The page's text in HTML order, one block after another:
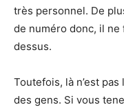
très personnel. De
de numéro donc, il
dessus.
Toutefois, là n’est
des gens. Si vous